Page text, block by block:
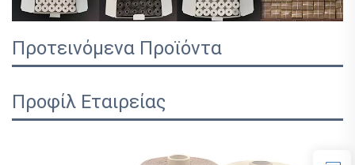
Προτεινόμενα Προϊόντα
Προφίλ Εταιρείας